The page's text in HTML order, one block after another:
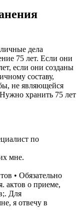
дела
75 лет. Если они
если они созданы
составу,
не являющейся
хранить 75 лет
по
мне.
• Обязательно
актов о приеме,
Для
я отвечу в